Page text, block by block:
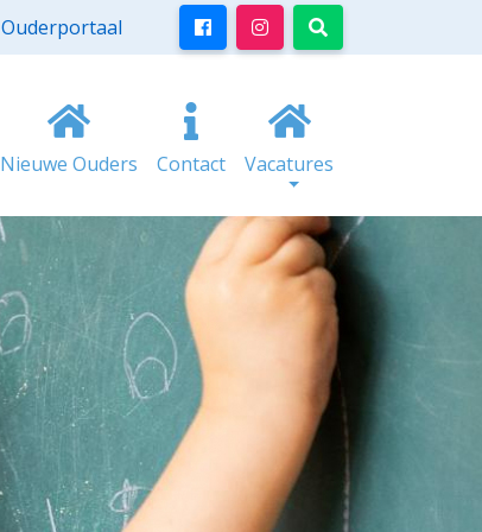
Ouderportaal
Nieuwe Ouders Contact Vacatures